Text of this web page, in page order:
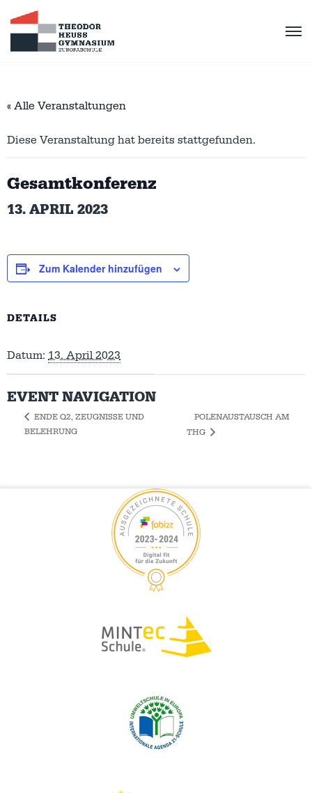
« Alle Veranstaltungen
Diese Veranstaltung hat bereits stattgefunden.
Gesamtkonferenz
13. APRIL 2023
Zum Kalender hinzufügen
DETAILS
Datum: 13. April 2023
EVENT NAVIGATION
ENDE Q2, ZEUGNISSE UND
BELEHRUNG
POLENAUSTAUSCH AM
THG